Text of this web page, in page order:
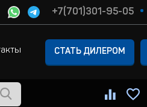
+7(701)301-95-05
СТАТЬ ДИЛЕРОМ